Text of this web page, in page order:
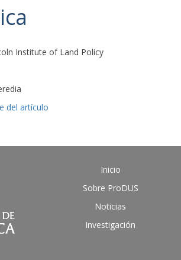
Institute of Land Policy
del artículo
Inicio
Sobre ProDUS
Noticias
Investigación